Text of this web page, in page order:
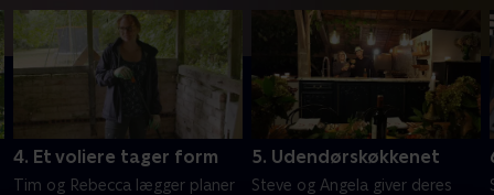
4. Et voliere tager form
Tim og Rebecca lægger planer
5. Udendørskøkkenet
Steve og Angela giver deres